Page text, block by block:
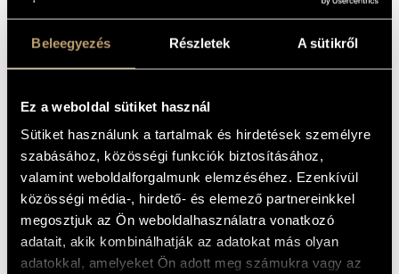
Beleegyezés Részletek A sütikről
Ez a weboldal sütiket használ
Sütiket használunk a tartalmak és hirdetések személyre
szabásához, közösségi funkciók biztosításához,
valamint weboldalforgalmunk elemzéséhez. Ezenkívül
közösségi média-, hirdető- és elemező partnereinkkel
megosztjuk az Ön weboldalhasználatra vonatkozó
adatait, akik kombinálhatják az adatokat más olyan
adatokkal, amelyeket Ön adott meg számukra vagy az
Jegyek 3200 forintos áron kaphatók a helyszínen,abmc.jegy.hu
oldalon, valamint az InterTicket országos Jegypont
hálózatában.